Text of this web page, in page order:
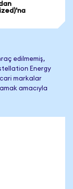
edilmemiş,
Energy
markalar
amacıyla